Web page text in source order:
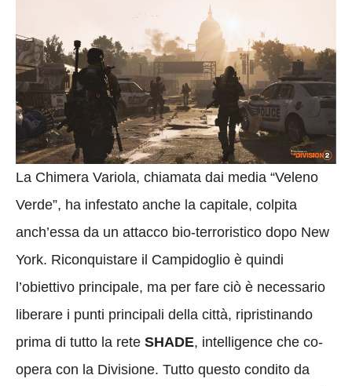
La Chimera Variola, chiamata dai media “Veleno
Verde”, ha infestato anche la capitale, colpita
anch’essa da un attacco bio-terroristico dopo New
York. Riconquistare il Campidoglio è quindi
l’obiettivo principale, ma per fare ciò è necessario
liberare i punti principali della città, ripristinando
prima di tutto la rete SHADE, intelligence che co-
opera con la Divisione. Tutto questo condito da